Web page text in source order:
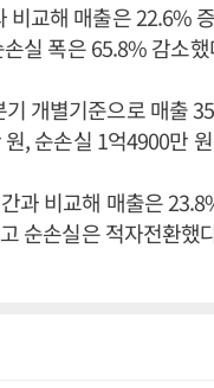
비교해 매출은 22.6%
실 폭은 65.8% 감소했
개별기준으로 매출
, 순손실 1억4900만
과 비교해 매출은
순손실은 적자전환했